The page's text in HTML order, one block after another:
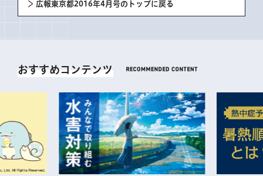
広報東京都2016年4月号のトップに戻る
おすすめコンテンツ